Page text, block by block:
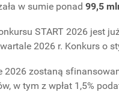
w sumie ponad 99,5
START 2026 jest
2026 r. Konkurs o
2026 zostaną
w tym z wpłat 1,5%